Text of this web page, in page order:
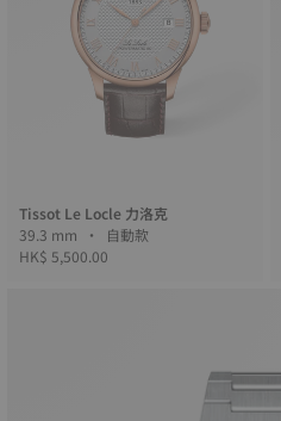
Tissot Le Locle 力洛克
39.3 mm • 自動款
HK$ 5,500.00